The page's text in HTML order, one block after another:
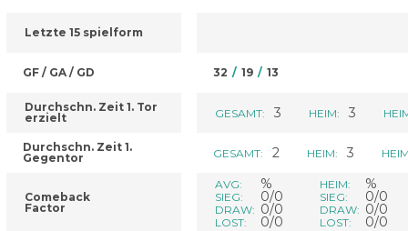
Letzte 15 spielform
GF / GA / GD
Durchschn. Zeit 1. Tor
erzielt
Durchschn. Zeit 1.
Gegentor
Comeback
Factor
32 / 19 / 13
GESAMT: 3 HEIM: 3
GESAMT: 2 HEIM: 3
AVG: %
SIEG: 0/0
DRAW: 0/0
LOST: 0/0
HEIM: %
SIEG: 0/0
DRAW: 0/0
LOST: 0/0